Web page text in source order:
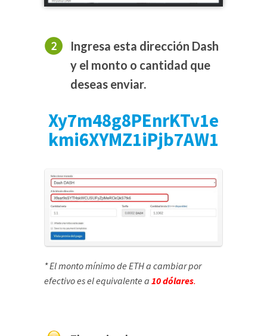
Ingresa esta dirección Dash
y el monto o cantidad que
deseas enviar.
Xy7m48g8PEnrKTv1e
kmi6XYMZ1iPjb7AW1
* El monto mínimo de ETH a cambiar por
efectivo es el equivalente a 10 dólares.